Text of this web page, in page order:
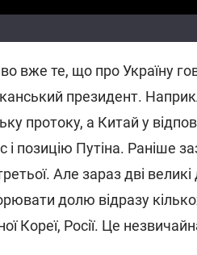
вже те, що про Україну
президент.
протоку, а Китай у
і позицію Путіна. Раніше
Але зараз дві
долю відразу
Кореї, Росії. Це